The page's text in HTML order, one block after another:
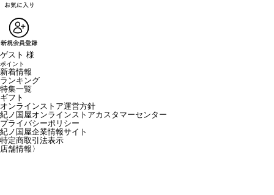
ゲスト 様
ポイント
新着情報
ランキング
特集一覧
ギフト
オンラインストア運営方針
紀ノ国屋オンラインストアカスタマーセンター
プライバシーポリシー
紀ノ国屋企業情報サイト
特定商取引法表示
店舗情報 〉